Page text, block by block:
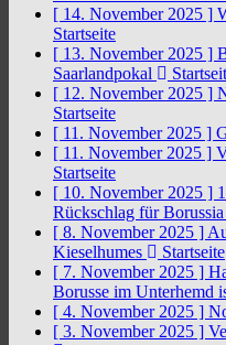
[ 14. November 2025 ]
Startseite
[ 13. November 2025 ]
Saarlandpokal
[ 12. November 2025 ]
Startseite
[ 11. November 2025 ]
[ 11. November 2025 ]
Startseite
[ 10. November 2025 ]
Rückschlag für Borussia
[ 8. November 2025 ]
Kieselhumes
Startseite
[ 7. November 2025 ]
Borusse im Unterhemd
[ 4. November 2025 ]
[ 3. November 2025 ]